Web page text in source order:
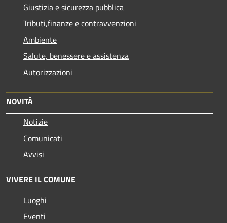
Giustizia e sicurezza pubblica
Tributi,finanze e contravvenzioni
Ambiente
Salute, benessere e assistenza
Autorizzazioni
NOVITÀ
Notizie
Comunicati
Avvisi
VIVERE IL COMUNE
Luoghi
Eventi